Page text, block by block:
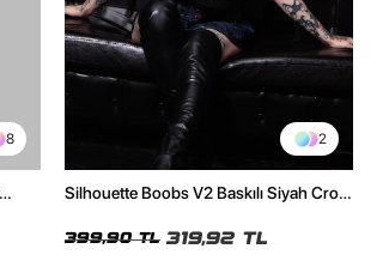
8 2
Silhouette Boobs V2 Baskılı Siyah Crop
399,90 TL 319,92 TL